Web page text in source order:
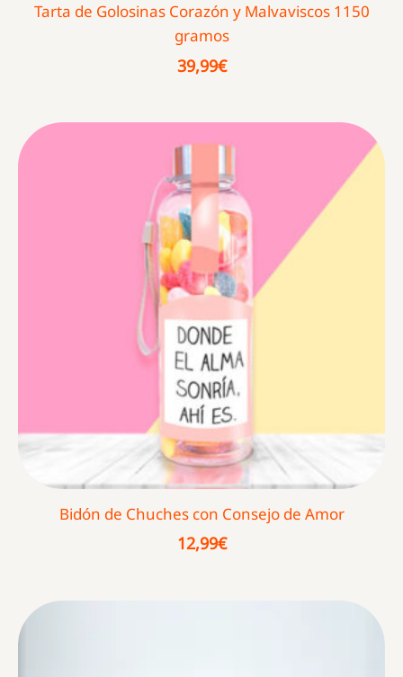
Tarta de Golosinas Corazón y Malvaviscos 1150
gramos
39,99€
Bidón de Chuches con Consejo de Amor
12,99€